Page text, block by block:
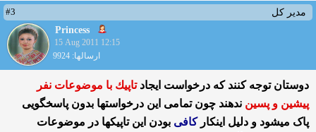
مدیر کل
#3
Princess
15 Aug 2011 12:15
ارسالها: 9924
دوستان توجه كنند كه درخواست ایجادتاپیك با موضوعات نفر
پیشین و پسین ندهند چون تمامی این درخواستها بدون پاسخگویی
پاک میشود و دلیل اینكار كافی بودن این تاپیكها در موضوعات